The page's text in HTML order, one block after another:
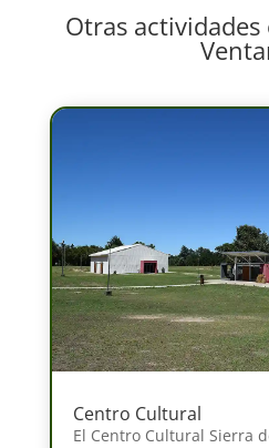
Otras actividades
Centro Cultural
El Centro Cultural Sierra